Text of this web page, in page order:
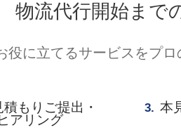
物流代行開始まで
役に立てるサービスをプロ
積もりご提出・
アリング
3. 本